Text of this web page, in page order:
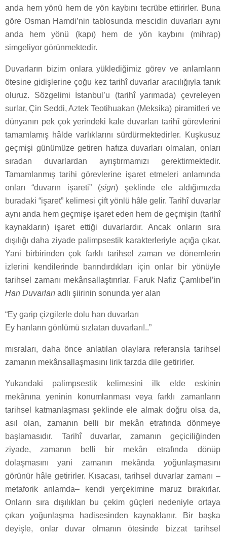
anda hem yönü hem de yön kaybını tecrübe ettirirler. Buna
göre Osman Hamdi’nin tablosunda mescidin duvarları aynı
anda hem yönü (kapı) hem de yön kaybını (mihrap)
simgeliyor görünmektedir.
Duvarların bizim onlara yüklediğimiz görev ve anlamların
ötesine gidişlerine çoğu kez tarihî duvarlar aracılığıyla tanık
oluruz. Sözgelimi İstanbul’u (tarihî yarımada) çevreleyen
surlar, Çin Seddi, Aztek Teotihuakan (Meksika) piramitleri ve
dünyanın pek çok yerindeki kale duvarları tarihî görevlerini
tamamlamış hâlde varlıklarını sürdürmektedirler. Kuşkusuz
geçmişi günümüze getiren hafıza duvarları olmaları, onları
sıradan duvarlardan ayrıştırmamızı gerektirmektedir.
Tamamlanmış tarihi görevlerine işaret etmeleri anlamında
onları “duvarın işareti” (sign) şeklinde ele aldığımızda
buradaki “işaret” kelimesi çift yönlü hâle gelir. Tarihî duvarlar
aynı anda hem geçmişe işaret eden hem de geçmişin (tarihî
kaynakların) işaret ettiği duvarlardır. Ancak onların sıra
dışılığı daha ziyade palimpsestik karakterleriyle açığa çıkar.
Yani birbirinden çok farklı tarihsel zaman ve dönemlerin
izlerini kendilerinde barındırdıkları için onlar bir yönüyle
tarihsel zamanı mekânsallaştırırlar. Faruk Nafiz Çamlıbel’in
Han Duvarları adlı şiirinin sonunda yer alan
“Ey garip çizgilerle dolu han duvarları
Ey hanların gönlümü sızlatan duvarları!..”
mısraları, daha önce anlatılan olaylara referansla tarihsel
zamanın mekânsallaşmasını lirik tarzda dile getirirler.
Yukarıdaki palimpsestik kelimesini ilk elde eskinin
mekânına yeninin konumlanması veya farklı zamanların
tarihsel katmanlaşması şeklinde ele almak doğru olsa da,
asıl olan, zamanın belli bir mekân etrafında dönmeye
başlamasıdır. Tarihî duvarlar, zamanın geçiciliğinden
ziyade, zamanın belli bir mekân etrafında dönüp
dolaşmasını yani zamanın mekânda yoğunlaşmasını
görünür hâle getirirler. Kısacası, tarihsel duvarlar zamanı –
metaforik anlamda– kendi yerçekimine maruz bırakırlar.
Onların sıra dışılıkları bu çekim güçleri nedeniyle ortaya
çıkan yoğunlaşma hadisesinden kaynaklanır. Bir başka
deyişle, onlar duvar olmanın ötesinde bizzat tarihsel